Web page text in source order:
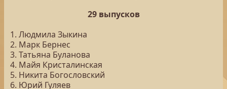
29 выпусков
1. Людмила Зыкина
2. Марк Бернес
3. Татьяна Буланова
4. Майя Кристалинская
5. Никита Богословский
6. Юрий Гуляев